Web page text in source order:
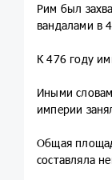
Рим был
вандалами в
К 476 году
Иными
империи
Общая
составляла